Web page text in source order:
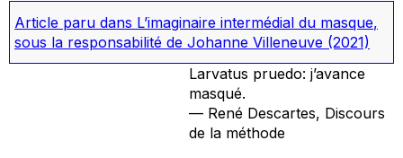
Article paru dans L’imaginaire intermédial du masque,
sous la responsabilité de Johanne Villeneuve (2021)
Larvatus pruedo: j’avance
masqué.
— René Descartes, Discours
de la méthode